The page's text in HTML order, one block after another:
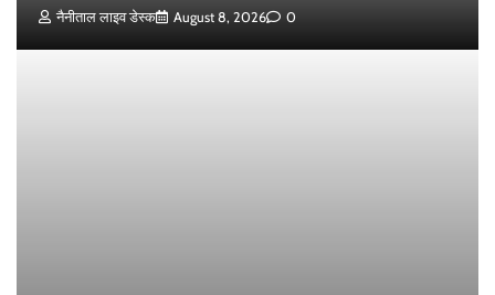
नैनीताल लाइव डेस्क August 8, 2026 0